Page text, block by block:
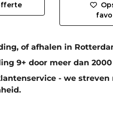
of afhalen in
9+ door meer dan
- we streven